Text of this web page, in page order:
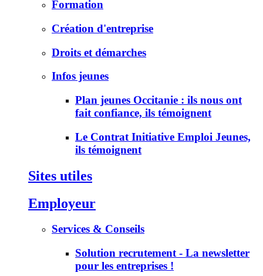
Formation
Création d'entreprise
Droits et démarches
Infos jeunes
Plan jeunes Occitanie : ils nous ont
fait confiance, ils témoignent
Le Contrat Initiative Emploi Jeunes,
ils témoignent
Sites utiles
Employeur
Services & Conseils
Solution recrutement - La newsletter
pour les entreprises !